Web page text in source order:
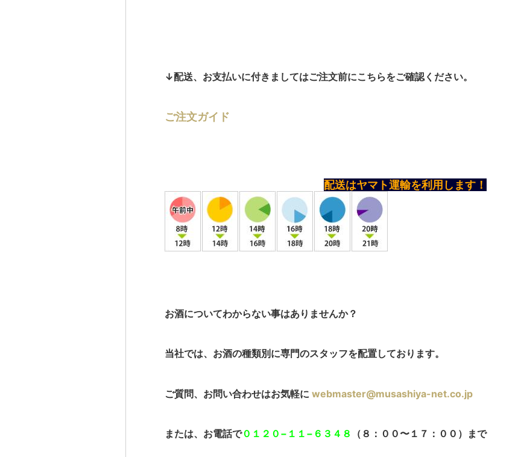
↓配送、お支払いに付きましてはご注文前にこちらをご確認ください。
ご注文ガイド
配送はヤマト運輸を利用します！
お酒についてわからない事はありませんか？
当社では、お酒の種類別に専門のスタッフを配置しております。
ご質問、お問い合わせはお気軽に webmaster@musashiya-net.co.jp
または、お電話で０１２０−１１−６３４８ （８：００〜１７：００）まで